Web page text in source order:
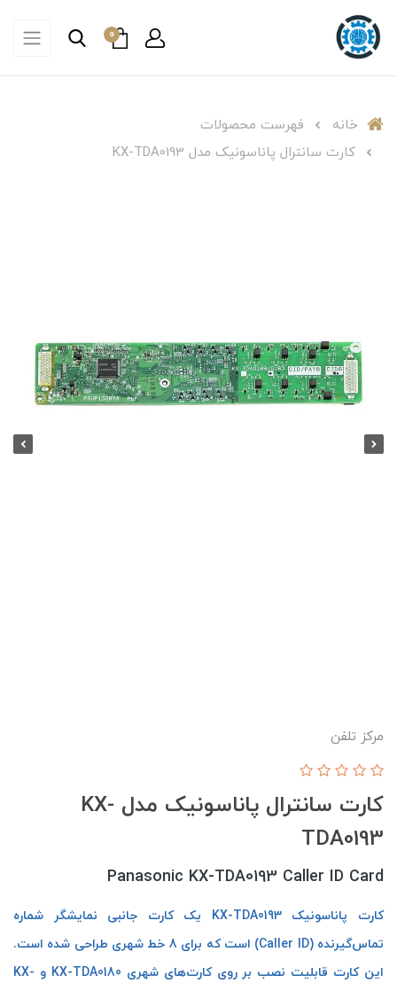
0
خانه
فهرست محصولات
کارت سانترال پاناسونیک مدل KX-TDA0193
مرکز تلفن
کارت سانترال پاناسونیک مدل KX-
TDA0193
Panasonic KX-TDA0193 Caller ID Card
کارت پاناسونیک KX-TDA0193 یک کارت جانبی نمایشگر شماره
تماس‌گیرنده (Caller ID) است که برای 8 خط شهری طراحی شده است.
این کارت قابلیت نصب بر روی کارت‌های شهری KX-TDA0180 و KX-